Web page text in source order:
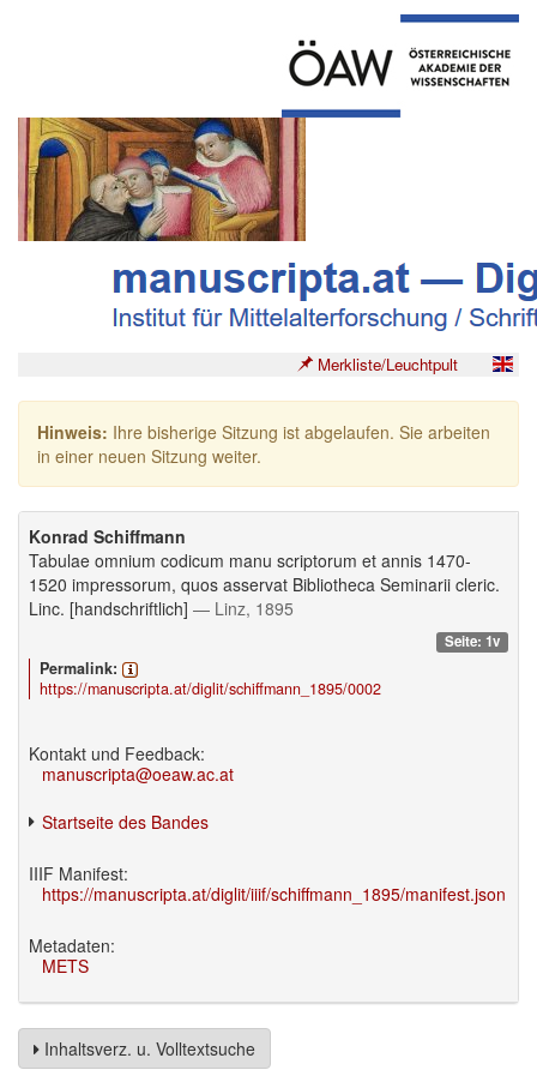
Merkliste/Leuchtpult
Hinweis: Ihre bisherige Sitzung ist abgelaufen. Sie arbeiten
in einer neuen Sitzung weiter.
Konrad Schiffmann
Tabulae omnium codicum manu scriptorum et annis 1470-
1520 impressorum, quos asservat Bibliotheca Seminarii cleric.
Linc. [handschriftlich] — Linz, 1895
Seite: 1v
Permalink:
https://manuscripta.at/diglit/schiffmann_1895/0002
Kontakt und Feedback:
manuscripta@oeaw.ac.at
Startseite des Bandes
IIIF Manifest:
https://manuscripta.at/diglit/iiif/schiffmann_1895/manifest.json
Metadaten:
METS
Inhaltsverz. u. Volltextsuche